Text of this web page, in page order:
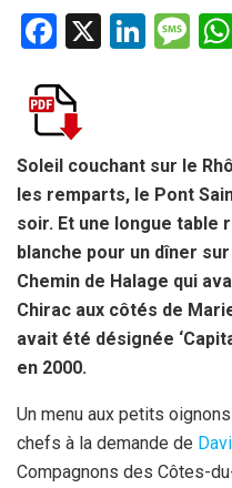
F
ce
b
o
o
k
X
Li
n
M
g
e
Soleil couchant sur le
les remparts, le Pont
soir. Et une longue table
blanche pour un dîner
Chemin de Halage qui
Chirac aux côtés de
avait été désignée
en 2000.
Un menu aux petits
chefs à la demande de
Compagnons des Côtes-